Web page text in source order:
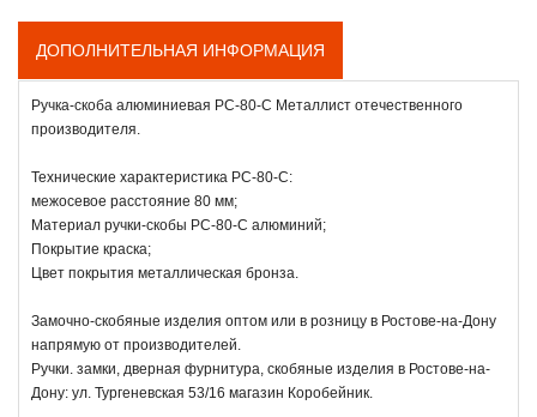
ДОПОЛНИТЕЛЬНАЯ ИНФОРМАЦИЯ
Ручка-скоба алюминиевая РС-80-С Металлист отечественного
производителя.
Технические характеристика РС-80-С:
межосевое расстояние 80 мм;
Материал ручки-скобы РС-80-С алюминий;
Покрытие краска;
Цвет покрытия металлическая бронза.
Замочно-скобяные изделия оптом или в розницу в Ростове-на-Дону
напрямую от производителей.
Ручки. замки, дверная фурнитура, скобяные изделия в Ростове-на-
Дону: ул. Тургеневская 53/16 магазин Коробейник.